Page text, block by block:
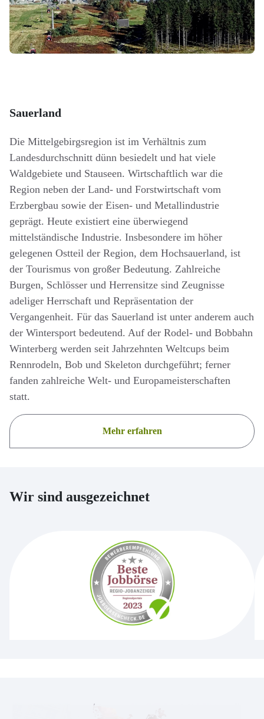
Sauerland
Die Mittelgebirgsregion ist im Verhältnis zum
Landesdurchschnitt dünn besiedelt und hat viele
Waldgebiete und Stauseen. Wirtschaftlich war die
Region neben der Land- und Forstwirtschaft vom
Erzbergbau sowie der Eisen- und Metallindustrie
geprägt. Heute existiert eine überwiegend
mittelständische Industrie. Insbesondere im höher
gelegenen Ostteil der Region, dem Hochsauerland, ist
der Tourismus von großer Bedeutung. Zahlreiche
Burgen, Schlösser und Herrensitze sind Zeugnisse
adeliger Herrschaft und Repräsentation der
Vergangenheit. Für das Sauerland ist unter anderem auch
der Wintersport bedeutend. Auf der Rodel- und Bobbahn
Winterberg werden seit Jahrzehnten Weltcups beim
Rennrodeln, Bob und Skeleton durchgeführt; ferner
fanden zahlreiche Welt- und Europameisterschaften
statt.
Mehr erfahren
Wir sind ausgezeichnet